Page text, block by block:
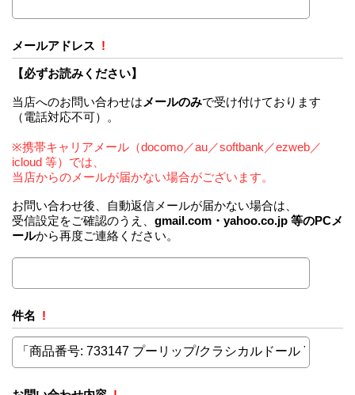
メールアドレス !
【必ずお読みください】
当店へのお問い合わせは メールのみで受け付けております
（電話対応不可）。
※携帯キャリアメール（docomo／au／softbank／ezweb／
icloud 等）では、
当店からのメールが届かない場合がございます。
お問い合わせ後、自動返信メールが届かない場合は、
受信設定をご確認のうえ、 gmail.com・yahoo.co.jp 等のPCメ
ールから再度ご連絡ください。
件名 !